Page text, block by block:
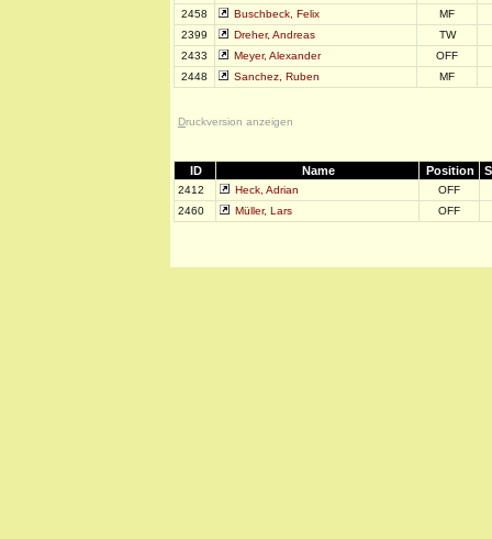
2458 Buschbeck, Felix
MF
2399
Dreher, Andreas
TW
2433
Meyer, Alexander
OFF
2448
Sanchez, Ruben MF
Druckversion anzeigen
ID Name Position
2412 Heck, Adrian
OFF
2460
Müller, Lars OFF